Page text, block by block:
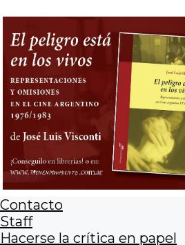
Contacto
Staff
Hacerse la crítica en papel